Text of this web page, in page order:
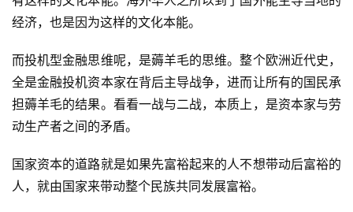
经济，也是因为这样的文化本能。
而投机型金融思维呢，是薅羊毛的思维。整个欧洲近代史，
全是金融投机资本家在背后主导战争，进而让所有的国民承
担薅羊毛的结果。看看一战与二战，本质上，是资本家与劳
动生产者之间的矛盾。
国家资本的道路就是如果先富裕起来的人不想带动后富裕的
人，就由国家来带动整个民族共同发展富裕。